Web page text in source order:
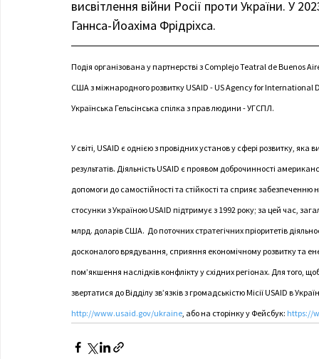
висвітлення війни Росії проти України. У
Ганнса-Йоахіма Фрідріхса.
Подія організована у партнерстві з Complejo Teatral de Buenos
США з міжнародного розвитку USAID - US Agency for
Українська Гельсінська спілка з прав людини - УГСПЛ.
У світі, USAID є однією з провідних установ у сфері розвитку,
результатів. Діяльність USAID є проявом доброчинності
допомоги до самостійності та стійкості та сприяє
стосунки з Україною USAID підтримує з 1992 року; за цей час,
млрд. доларів США.  До поточних стратегічних пріоритетів
досконалого врядування, сприяння економічному розвитку та
пом’якшення наслідків конфлікту у східних регіонах. Для того,
звертатися до Відділу зв’язків з громадськістю Місії USAID в
http://www.usaid.gov/ukraine, або на сторінку у Фейсбук: https://